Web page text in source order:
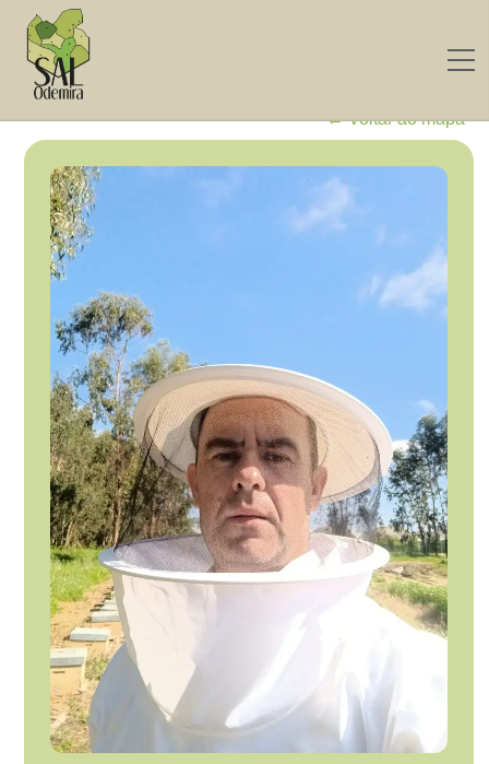
← Voltar ao mapa